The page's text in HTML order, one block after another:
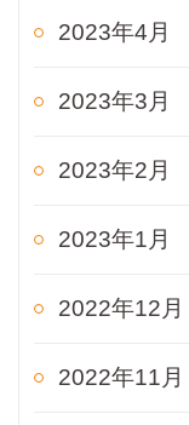
2023年4月
2023年3月
2023年2月
2023年1月
2022年12月
2022年11月